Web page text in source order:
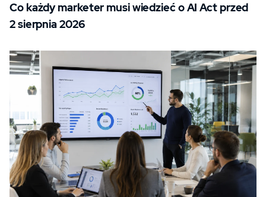
Co każdy marketer musi wiedzieć o AI Act przed
2 sierpnia 2026